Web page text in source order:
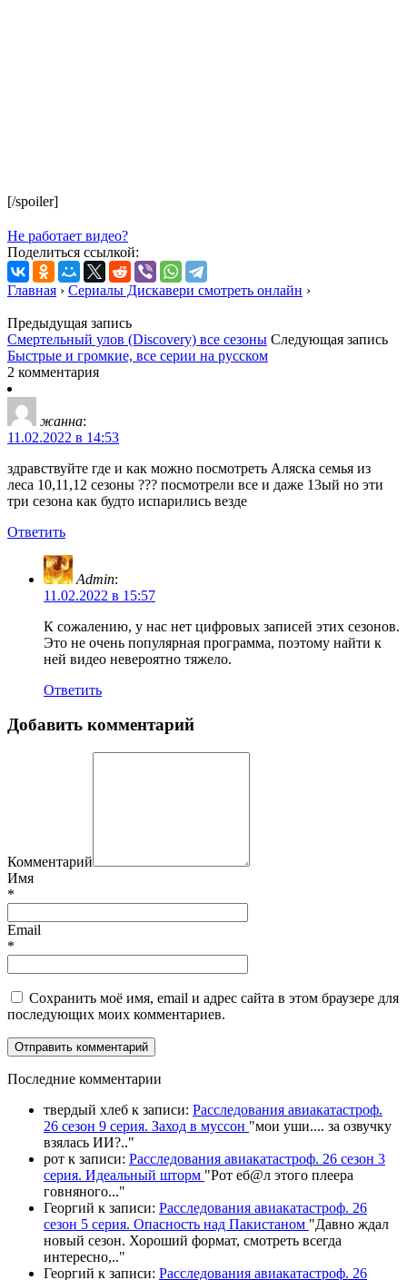
[/spoiler]
Не работает видео?
Поделиться ссылкой:
Главная › Сериалы Дискавери смотреть онлайн ›
Предыдущая запись
Смертельный улов (Discovery) все сезоны Следующая запись
Быстрые и громкие, все серии на русском
2 комментария
жанна:
11.02.2022 в 14:53
здравствуйте где и как можно посмотреть Аляска семья из
леса 10,11,12 сезоны ??? посмотрели все и даже 13ый но эти
три сезона как будто испарились везде
Ответить
Admin:
11.02.2022 в 15:57
К сожалению, у нас нет цифровых записей этих сезонов.
Это не очень популярная программа, поэтому найти к
ней видео невероятно тяжело.
Ответить
Добавить комментарий
Комментарий
Имя
*
Email
*
Сохранить моё имя, email и адрес сайта в этом браузере для
последующих моих комментариев.
Последние комментарии
твердый хлеб к записи: Расследования авиакатастроф.
26 сезон 9 серия. Заход в муссон "мои уши.... за озвучку
взялась ИИ?.."
рот к записи: Расследования авиакатастроф. 26 сезон 3
серия. Идеальный шторм "Рот еб@л этого плеера
говняного..."
Георгий к записи: Расследования авиакатастроф. 26
сезон 5 серия. Опасность над Пакистаном "Давно ждал
новый сезон. Хороший формат, смотреть всегда
интересно,.."
Георгий к записи: Расследования авиакатастроф. 26